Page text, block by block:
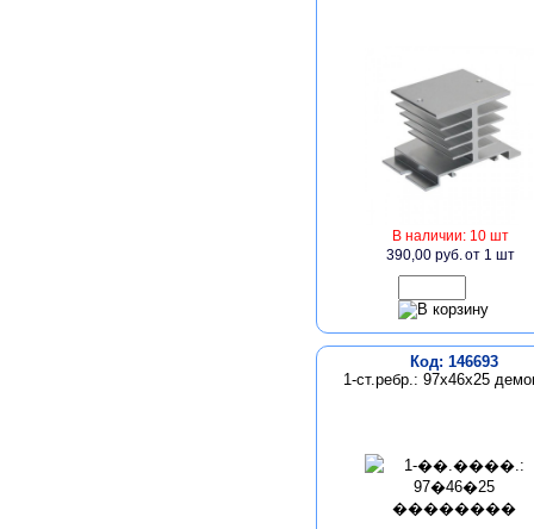
В наличии: 10 шт
390,00 руб.от 1 шт
Код: 146693
1-ст.ребр.: 97х46х25